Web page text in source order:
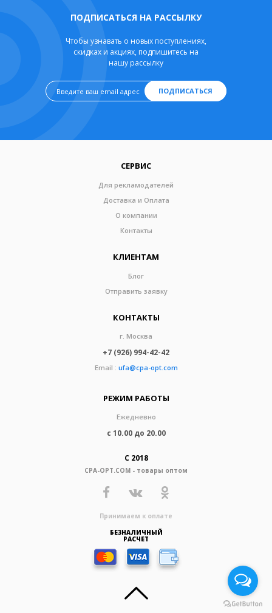
ПОДПИСАТЬСЯ НА РАССЫЛКУ
Чтобы узнавать о новых поступлениях,
скидках и акциях, подпишитесь на
нашу рассылку
ПОДПИСАТЬСЯ
СЕРВИС
Для рекламодателей
Доставка и Оплата
О компании
Контакты
КЛИЕНТАМ
Блог
Отправить заявку
КОНТАКТЫ
г. Москва
+7 (926) 994-42-42
Email : ufa@cpa-opt.com
РЕЖИМ РАБОТЫ
Ежедневно
с 10.00 до 20.00
С 2018
CPA-OPT.COM - товары оптом
Принимаем к оплате
БЕЗНАЛИЧНЫЙ
РАСЧЕТ